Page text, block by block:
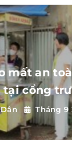
mất an
tại cổng
Tháng 9